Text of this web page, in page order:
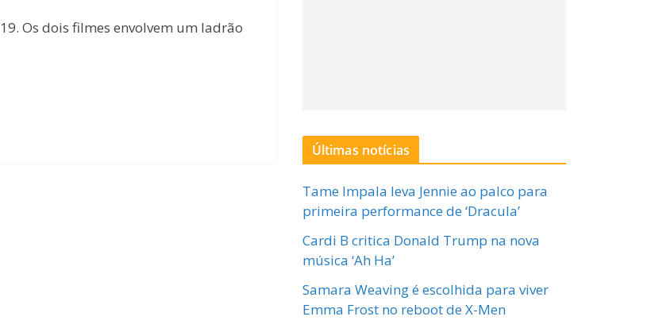
Os dois filmes envolvem um ladrão
Últimas notícias
Tame Impala leva Jennie ao palco para
primeira performance de ‘Dracula’
Cardi B critica Donald Trump na nova
música ‘Ah Ha’
Samara Weaving é escolhida para viver
Emma Frost no reboot de X-Men